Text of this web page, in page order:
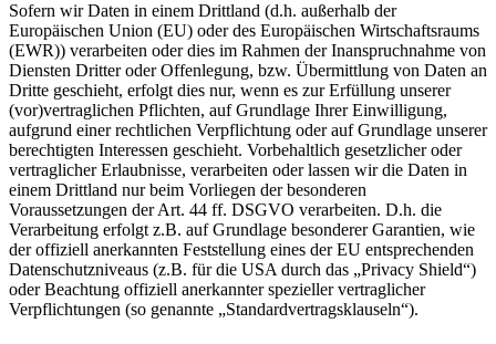
Sofern wir Daten in einem Drittland (d.h. außerhalb der
Europäischen Union (EU) oder des Europäischen Wirtschaftsraums
(EWR)) verarbeiten oder dies im Rahmen der Inanspruchnahme von
Diensten Dritter oder Offenlegung, bzw. Übermittlung von Daten an
Dritte geschieht, erfolgt dies nur, wenn es zur Erfüllung unserer
(vor)vertraglichen Pflichten, auf Grundlage Ihrer Einwilligung,
aufgrund einer rechtlichen Verpflichtung oder auf Grundlage unserer
berechtigten Interessen geschieht. Vorbehaltlich gesetzlicher oder
vertraglicher Erlaubnisse, verarbeiten oder lassen wir die Daten in
einem Drittland nur beim Vorliegen der besonderen
Voraussetzungen der Art. 44 ff. DSGVO verarbeiten. D.h. die
Verarbeitung erfolgt z.B. auf Grundlage besonderer Garantien, wie
der offiziell anerkannten Feststellung eines der EU entsprechenden
Datenschutzniveaus (z.B. für die USA durch das „Privacy Shield“)
oder Beachtung offiziell anerkannter spezieller vertraglicher
Verpflichtungen (so genannte „Standardvertragsklauseln“).